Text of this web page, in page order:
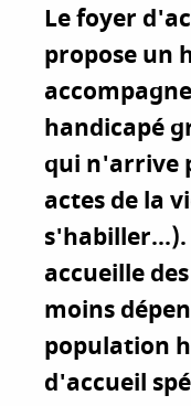
Le foyer
propose un
handicapé
qui n'arrive
actes de la
s'habiller...).
accueille
moins
population
d'accueil